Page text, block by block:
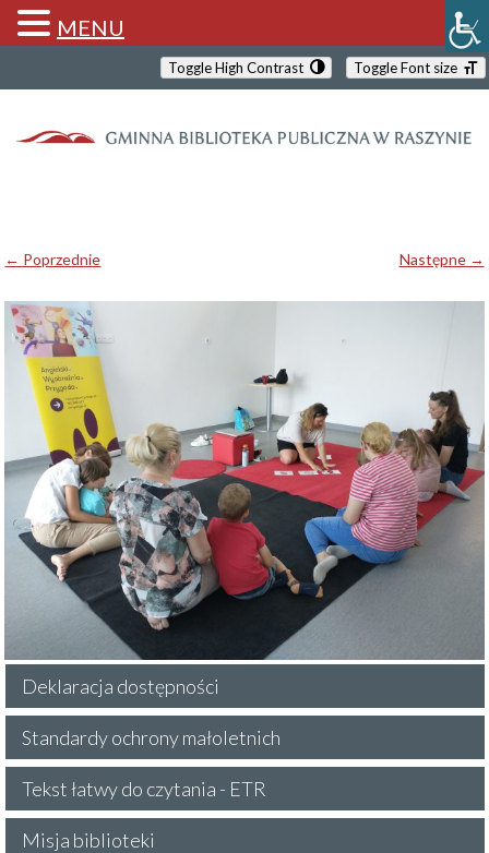
Toggle High Contrast Toggle Font size
← Poprzednie Następne →
Deklaracja dostępności
Standardy ochrony małoletnich
Tekst łatwy do czytania - ETR
Misja biblioteki
MENU